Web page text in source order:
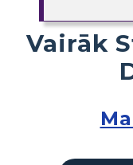
Vairāk